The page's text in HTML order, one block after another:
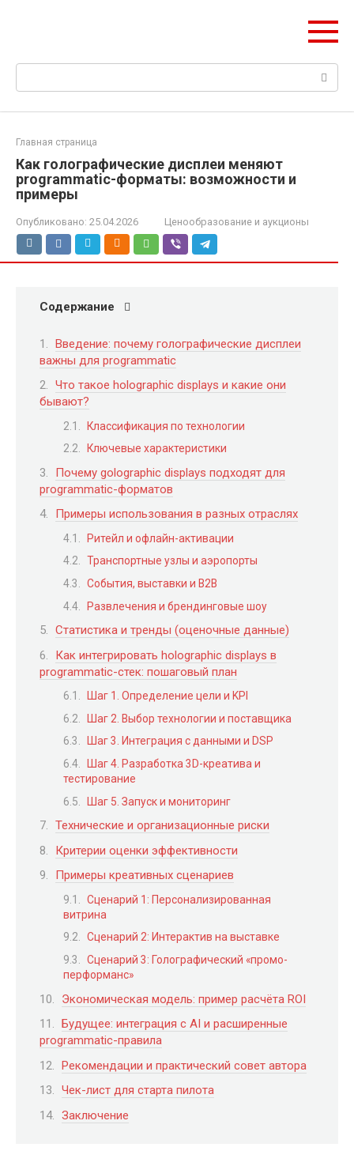
Поиск:
Главная страница
Как голографические дисплеи меняют
programmatic-форматы: возможности и
примеры
Опубликовано: 25.04.2026 Ценообразование и аукционы
Содержание
Введение: почему голографические дисплеи
важны для programmatic
Что такое holographic displays и какие они
бывают?
Классификация по технологии
Ключевые характеристики
Почему golographic displays подходят для
programmatic-форматов
Примеры использования в разных отраслях
Ритейл и офлайн-активации
Транспортные узлы и аэропорты
События, выставки и B2B
Развлечения и брендинговые шоу
Статистика и тренды (оценочные данные)
Как интегрировать holographic displays в
programmatic-стек: пошаговый план
Шаг 1. Определение цели и KPI
Шаг 2. Выбор технологии и поставщика
Шаг 3. Интеграция с данными и DSP
Шаг 4. Разработка 3D-креатива и
тестирование
Шаг 5. Запуск и мониторинг
Технические и организационные риски
Критерии оценки эффективности
Примеры креативных сценариев
Сценарий 1: Персонализированная
витрина
Сценарий 2: Интерактив на выставке
Сценарий 3: Голографический «промо-
перформанс»
Экономическая модель: пример расчёта ROI
Будущее: интеграция с AI и расширенные
programmatic-правила
Рекомендации и практический совет автора
Чек-лист для старта пилота
Заключение